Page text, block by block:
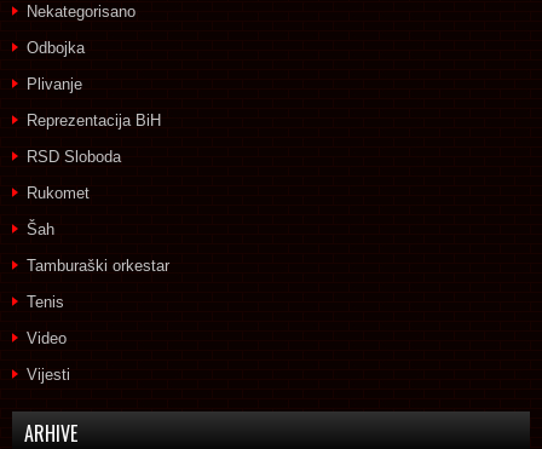
Nekategorisano
Odbojka
Plivanje
Reprezentacija BiH
RSD Sloboda
Rukomet
Šah
Tamburaški orkestar
Tenis
Video
Vijesti
ARHIVE